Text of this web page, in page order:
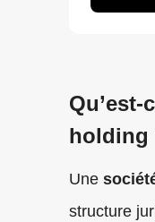
Qu’est-
holding
Une
structure